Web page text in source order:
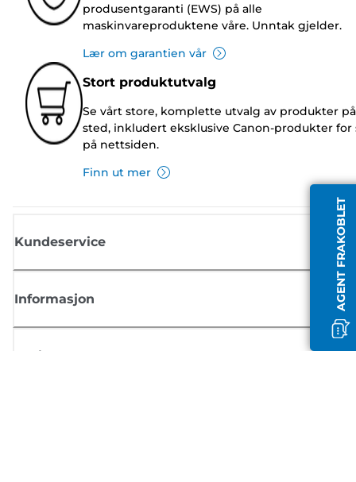
AGENT FRAKOBLET
produsentgaranti (EWS) på alle
maskinvareproduktene våre. Unntak gjelder.
Lær om garantien vår
Stort produktutvalg
Se vårt store, komplette utvalg av produkter
sted, inkludert eksklusive Canon-produkter for
på nettsiden.
Finn ut mer
Kundeservice
Informasjon
Butikk